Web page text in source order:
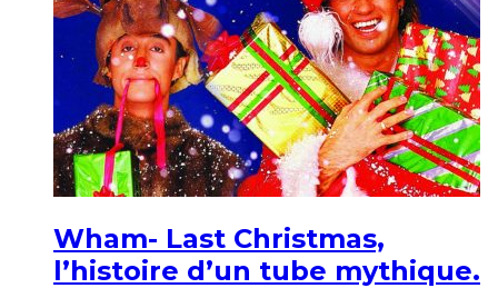
Wham- Last Christmas,
l’histoire d’un tube mythique.